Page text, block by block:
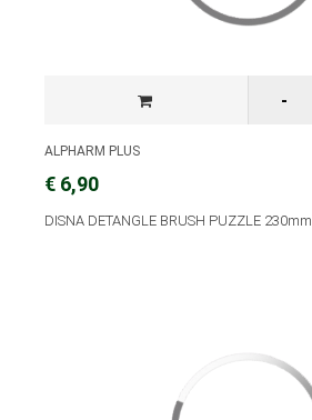
ALPHARM PLUS
€ 6,90
DISNA DETANGLE BRUSH PUZZLE 230mm